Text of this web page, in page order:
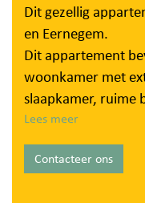
Dit gezellig
en Eernegem.
Dit appartement
woonkamer met
slaapkamer, ruime
en berging.
Dit appartement is
Lees meer
Contacteer ons